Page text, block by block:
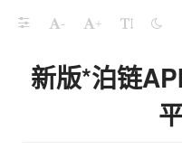
- +
新版*泊链